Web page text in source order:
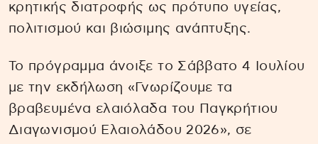
κρητικής διατροφής ως πρότυπο υγείας,
πολιτισμού και βιώσιμης ανάπτυξης.
Το πρόγραμμα άνοιξε το Σάββατο 4 Ιουλίου
με την εκδήλωση «Γνωρίζουμε τα
βραβευμένα ελαιόλαδα του Παγκρήτιου
Διαγωνισμού Ελαιολάδου 2026», σε